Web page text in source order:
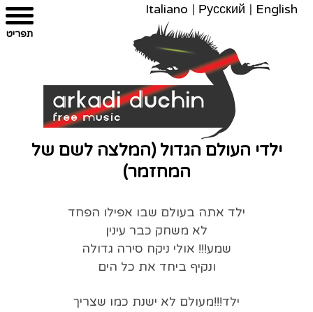
מפת
הצהרת
עבור
צרו
English
|
Русский
|
Italiano
ילדי העולם הגדול (המלצה לשם של
המחזמר)
ילד אתה בעולם שבו אפילו הפחד
לא משחק כבר עינין
שמע!!! אולי ניקח סירה גדולה
ונקיף ביחד את כל הים
ילד!!!מעולם לא ישנת כמו שצריך
תפריט